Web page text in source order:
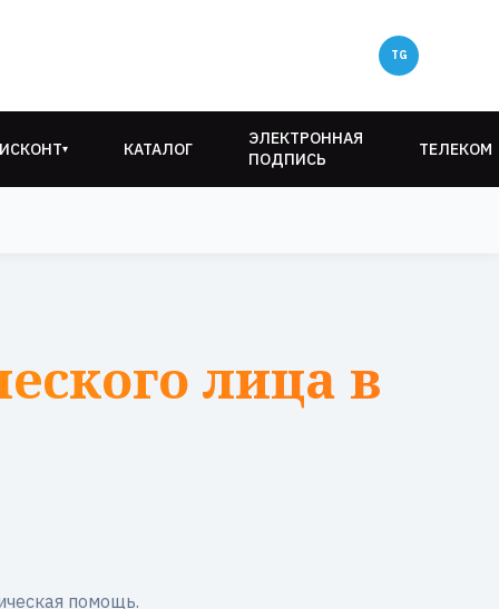
▾ КАТАЛОГ
ЭЛЕКТРОННАЯ
ПОДПИСЬ
ТЕЛЕКОМ
лица в
помощь.